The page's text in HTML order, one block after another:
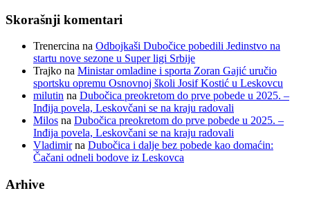
Skorašnji komentari
Trenercina na Odbojkaši Dubočice pobedili Jedinstvo na
startu nove sezone u Super ligi Srbije
Trajko na Ministar omladine i sporta Zoran Gajić uručio
sportsku opremu Osnovnoj školi Josif Kostić u Leskovcu
milutin na Dubočica preokretom do prve pobede u 2025. –
Inđija povela, Leskovčani se na kraju radovali
Milos na Dubočica preokretom do prve pobede u 2025. –
Inđija povela, Leskovčani se na kraju radovali
Vladimirna Dubočica i dalje bez pobede kao domaćin:
Čačani odneli bodove iz Leskovca
Arhive